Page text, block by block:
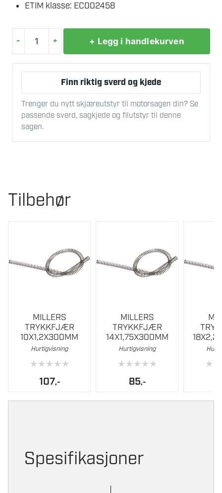
ETIM klasse: EC002458
-
MILLERS
12X1,25X300MM
antall
+ + Legg i handlekurven
Finn riktig sverd og kjede
Trenger du nytt skjæreutstyr til motorsagen din? Se
passende sverd, sagkjede og filutstyr til denne
sagen.
Tilbehør
MILLERS
TRYKKFJÆR
10X1,2X300MM
Hurtigvisning
★★★★★
107,-
MILLERS
TRYKKFJÆR
14X1,75X300MM
Hurtigvisning
★★★★★
85,-
★
Spesifikasjoner